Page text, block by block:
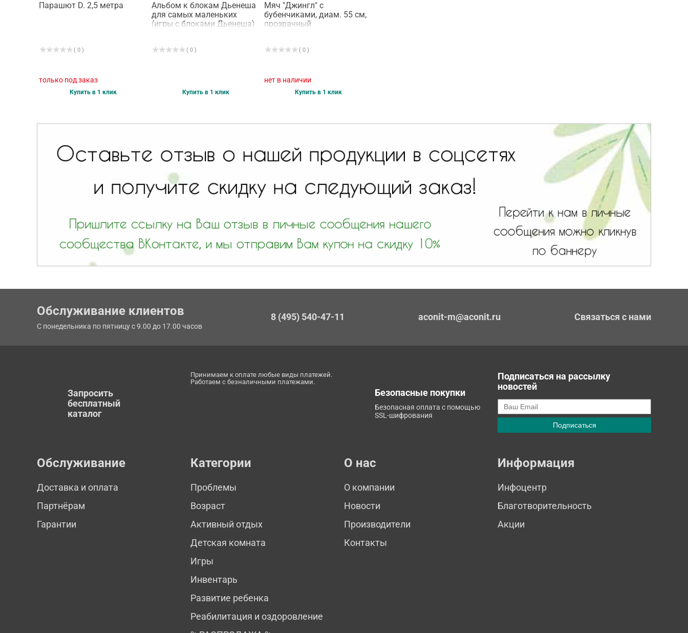
Парашют D. 2,5 метра
( 0 )
только под заказ
Купить в 1 клик
Альбом к блокам Дьенеша
для самых маленьких
(игры с блоками Дьенеша)
( 0 )
Купить в 1 клик
Мяч "Джингл" с
бубенчиками, диам. 55 см,
прозрачный
( 0 )
нет в наличии
Купить в 1 клик
Обслуживание клиентов
С понедельника по пятницу с 9.00 до 17.00 часов
8 (495) 540-47-11 aconit-m@aconit.ru Связаться с нами
Запросить
бесплатный
каталог
Принимаем к оплате любые виды платежей.
Работаем с безналичными платежами.
Безопасные покупки
Безопасная оплата с помощью
SSL-шифрования
Подписаться на рассылку
новостей
Обслуживание
Доставка и оплата
Партнёрам
Гарантии
Категории
Проблемы
Возраст
Активный отдых
Детская комната
Игры
Инвентарь
Развитие ребенка
Реабилитация и оздоровление
О нас
О компании
Новости
Производители
Контакты
Информация
Инфоцентр
Благотворительность
Акции